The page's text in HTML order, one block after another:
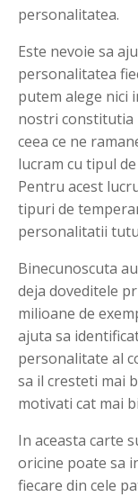
personalitatea.
Este nevoie sa
personalitatea
putem alege nici
nostri constitutia
ceea ce ne
lucram cu tipul
Pentru acest
tipuri de
personalitatii
Binecunoscuta
deja doveditele
milioane de
ajuta sa
personalitate al
sa il cresteti mai
motivati cat mai
In aceasta carte
oricine poate sa
fiecare din cele